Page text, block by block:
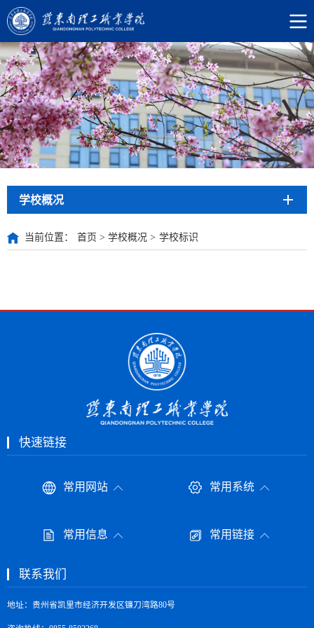
学校概况
当前位置： 首页 > 学校概况 > 学校标识
快速链接
常用网站 常用系统
常用信息 常用链接
联系我们
地址：贵州省凯里市经济开发区镰刀湾路80号